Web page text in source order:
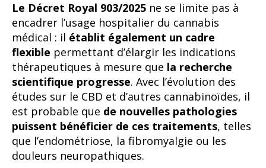
Le Décret Royal 903/2025 ne se limite pas à
encadrer l’usage hospitalier du cannabis
médical : il établit également un cadre
flexible permettant d’élargir les indications
thérapeutiques à mesure que la recherche
scientifique progresse. Avec l’évolution des
études sur le CBD et d’autres cannabinoïdes, il
est probable que de nouvelles pathologies
puissent bénéficier de ces traitements, telles
que l’endométriose, la fibromyalgie ou les
douleurs neuropathiques.